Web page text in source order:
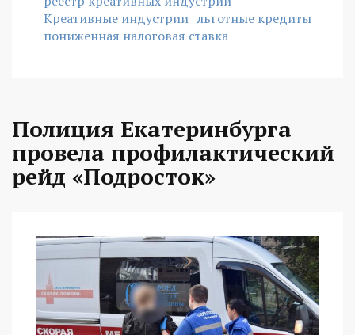
Креативные индустрии льготные кредиты
пониженная налоговая ставка
Полиция Екатеринбурга
провела профилактический
рейд «Подросток»